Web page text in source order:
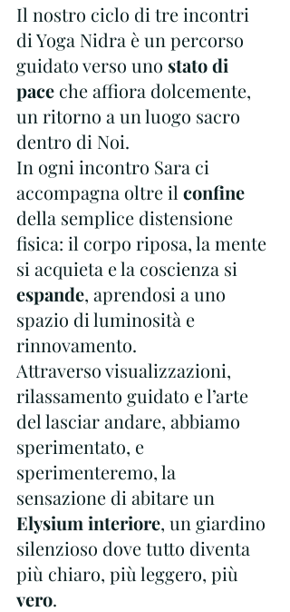
Il nostro ciclo di tre incontri
di Yoga Nidra è un percorso
guidato verso uno stato di
pace che affiora dolcemente,
un ritorno a un luogo sacro
dentro di Noi.
In ogni incontro Sara ci
accompagna oltre il confine
della semplice distensione
fisica: il corpo riposa, la mente
si acquieta e la coscienza si
espande, aprendosi a uno
spazio di luminosità e
rinnovamento.
Attraverso visualizzazioni,
rilassamento guidato e l’arte
del lasciar andare, abbiamo
sperimentato, e
sperimenteremo, la
sensazione di abitare un
Elysium interiore, un giardino
silenzioso dove tutto diventa
più chiaro, più leggero, più
vero.